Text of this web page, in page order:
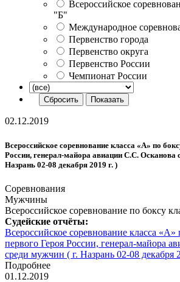
Всероссийское
"Б"
Международное
Первенство города
Первенство округа
Первенство России
Чемпионат России
02.12.2019
Всероссийское соревнование класса «А» по
России, генерал-майора авиации С.С. Осканова
Назрань 02-08 декабря 2019 г. )
Соревнования
Мужчины
Всероссийское соревнование по боксу
Судейские отчёты:
Всероссийское соревнование класса «А»
первого Героя России, генерал-майора
среди мужчин ( г. Назрань 02-08 декабря
Подробнее
01.12.2019